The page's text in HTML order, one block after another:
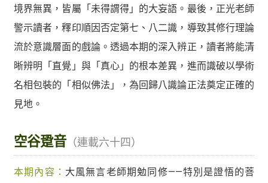
境界無異，皆屬「未得謂得」的大妄語。最後，正光老師
警示讀者，釋印順因否定第七、八二識，導致其修行理論
流於意識層面的戲論。透過本期的深入辨正，讀者將能清
晰辨明「直覺」與「真心」的根本差異，進而識破以學術
名相包裝的「相似佛法」，為回歸八識論正法奠定正確的
見地。
空谷跫音 （連載六十四）
本期內容： 大風無言老師期勉同修——特別是證悟的菩